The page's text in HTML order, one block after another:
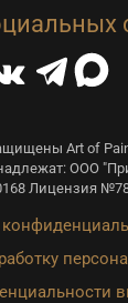
Art of
ООО
Лицензия